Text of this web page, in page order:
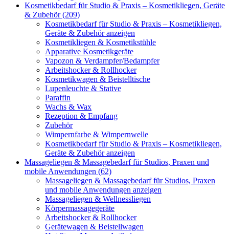
Kosmetikbedarf für Studio & Praxis – Kosmetikliegen, Geräte
& Zubehör (209)
Kosmetikbedarf für Studio & Praxis – Kosmetikliegen,
Geräte & Zubehör anzeigen
Kosmetikliegen & Kosmetikstühle
Apparative Kosmetikgeräte
Vapozon & Verdampfer/Bedampfer
Arbeitshocker & Rollhocker
Kosmetikwagen & Beistelltische
Lupenleuchte & Stative
Paraffin
Wachs & Wax
Rezeption & Empfang
Zubehör
Wimpernfarbe & Wimpernwelle
Kosmetikbedarf für Studio & Praxis – Kosmetikliegen,
Geräte & Zubehör anzeigen
Massageliegen & Massagebedarf für Studios, Praxen und
mobile Anwendungen (62)
Massageliegen & Massagebedarf für Studios, Praxen
und mobile Anwendungen anzeigen
Massageliegen & Wellnessliegen
Körpermassagegeräte
Arbeitshocker & Rollhocker
Gerätewagen & Beistellwagen